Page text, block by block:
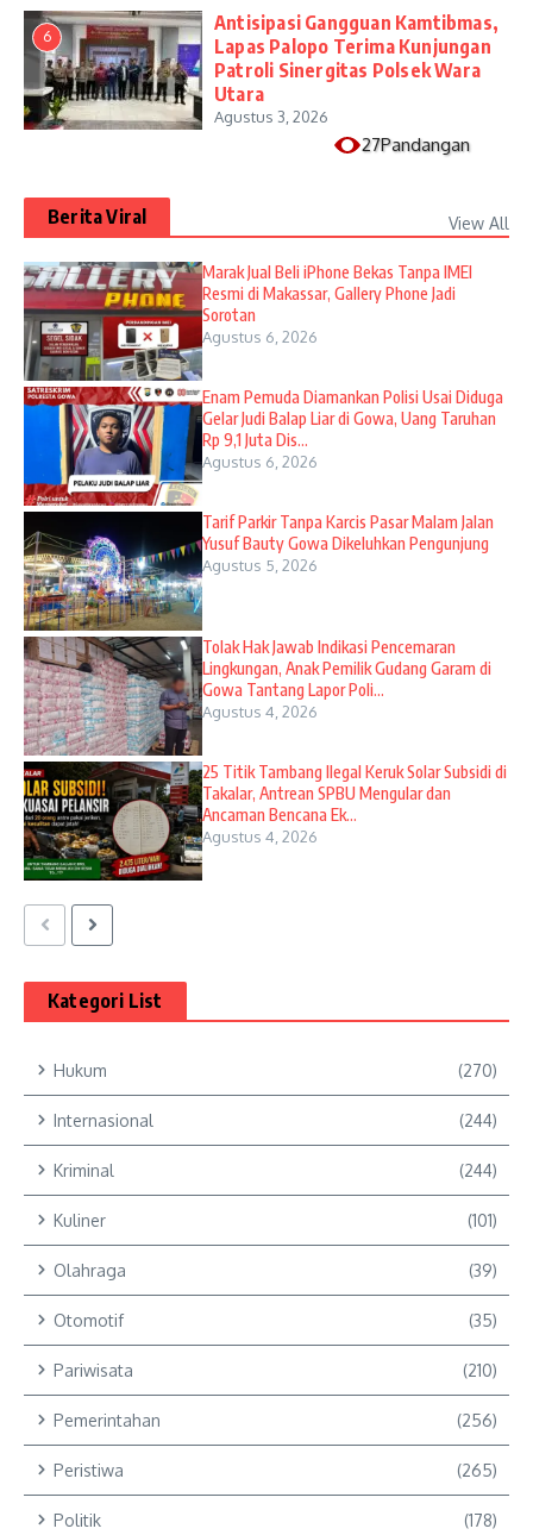
6
Antisipasi Gangguan Kamtibmas,
Lapas Palopo Terima Kunjungan
Patroli Sinergitas Polsek Wara
Utara
Agustus 3, 2026
27Pandangan
Berita Viral View All
​Marak Jual Beli iPhone Bekas Tanpa IMEI
Resmi di Makassar, Gallery Phone Jadi
Sorotan
Agustus 6, 2026
Enam Pemuda Diamankan Polisi Usai Diduga
Gelar Judi Balap Liar di Gowa, Uang Taruhan
Rp 9,1 Juta Dis...
Agustus 6, 2026
Tarif Parkir Tanpa Karcis Pasar Malam Jalan
Yusuf Bauty Gowa Dikeluhkan Pengunjung
Agustus 5, 2026
Tolak Hak Jawab Indikasi Pencemaran
Lingkungan, Anak Pemilik Gudang Garam di
Gowa Tantang Lapor Poli...
Agustus 4, 2026
25 Titik Tambang Ilegal Keruk Solar Subsidi di
Takalar, Antrean SPBU Mengular dan
Ancaman Bencana Ek...
Agustus 4, 2026
Kategori List
Hukum (270)
Internasional (244)
Kriminal (244)
Kuliner (101)
Olahraga (39)
Otomotif (35)
Pariwisata (210)
Pemerintahan (256)
Peristiwa (265)
Politik (178)